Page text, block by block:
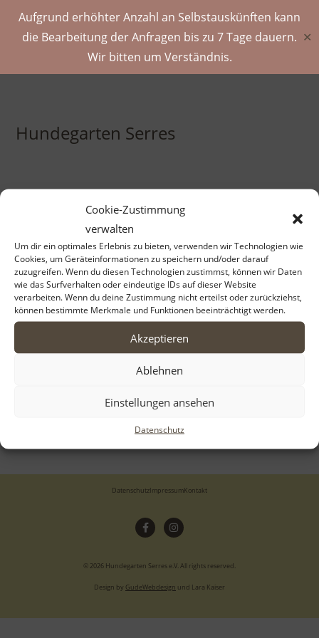
Aufgrund erhöhter Anzahl an Selbstauskünften kann
die Bearbeitung der Anfragen bis zu 7 Tage dauern.
Wir bitten um Verständnis.
✕
Cookie-Zustimmung
verwalten
Um dir ein optimales Erlebnis zu bieten, verwenden wir Technologien wie
Cookies, um Geräteinformationen zu speichern und/oder darauf
zuzugreifen. Wenn du diesen Technologien zustimmst, können wir Daten
wie das Surfverhalten oder eindeutige IDs auf dieser Website
verarbeiten. Wenn du deine Zustimmung nicht erteilst oder zurückziehst,
können bestimmte Merkmale und Funktionen beeinträchtigt werden.
Akzeptieren
Ablehnen
Einstellungen ansehen
Datenschutz
Hundegarten Serres
ES WURDEN KEINE PRODUKTE GEFUNDEN, DIE DEINER
AUSWAHL ENTSPRECHEN.
Neueste Kommentare
© 2026 Hundegarten Serres e.V. All rights reserved.
Design by GudeWebdesign und Lara Kaiser
DatenschutzImpressumKontakt